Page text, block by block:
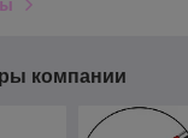
компании